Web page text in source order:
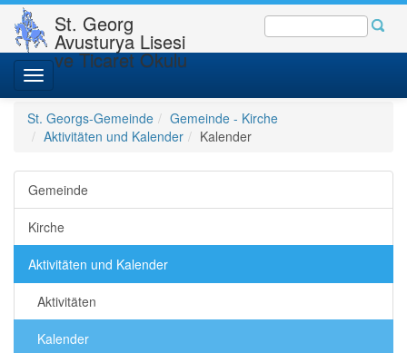
St. Georg
Avusturya Lisesi
ve Ticaret Okulu
Toggle
navigation
St. Georgs-Gemeinde
Gemeinde - Kirche
Aktivitäten und Kalender
Kalender
Gemeinde
Kirche
Aktivitäten und Kalender
Aktivitäten
Kalender